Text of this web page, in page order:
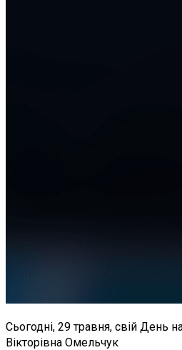
Сьогодні, 29 травня, свій День
Вікторівна Омельчук